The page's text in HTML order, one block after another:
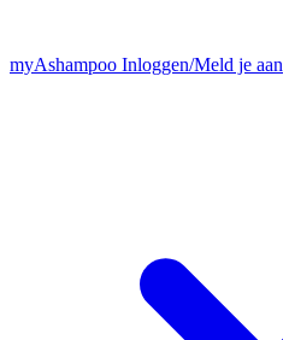
myAshampoo Inloggen/Meld je aan